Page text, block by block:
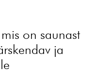
on saunast
ja